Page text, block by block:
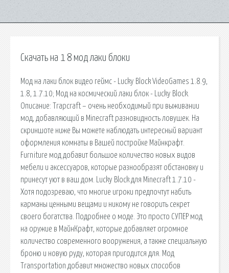
Скачать на 1 8 мод лаки блоки
Мод на лаки блок видео геймс - Lucky Block VideoGames 1.8.9,
1.8, 1.7.10; Мод на космический лаки блок - Lucky Block.
Описание: Trapcraft – очень необходимый при выживании
мод, добавляющий в Minecraft разновидность ловушек. На
скриншоте ниже Вы можете наблюдать интересный вариант
оформления комнаты в Вашей постройке Майнкрафт.
Furniture мод добавит большое количество новых видов
мебели и аксессуаров, которые разнообразят обстановку и
принесут уют в ваш дом. Lucky Block для Minecraft 1.7.10 -
Хотя подозреваю, что многие игроки предпочтут набить
карманы ценными вещами и никому не говорить секрет
своего богатства. Подробнее о моде. Это просто СУПЕР мод
на оружие в МайнКрафт, которые добавляет огромное
количество современного вооружения, а также специальную
броню и новую руду, которая пригодится для. Мод
Transportation добавит множество новых способов